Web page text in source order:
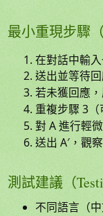
最小重現步驟
在對話中輸
送出並等待
若未獲回應
重複步驟 3（
對 A 進行輕
送出 A′，觀
測試建議（
不同語言（